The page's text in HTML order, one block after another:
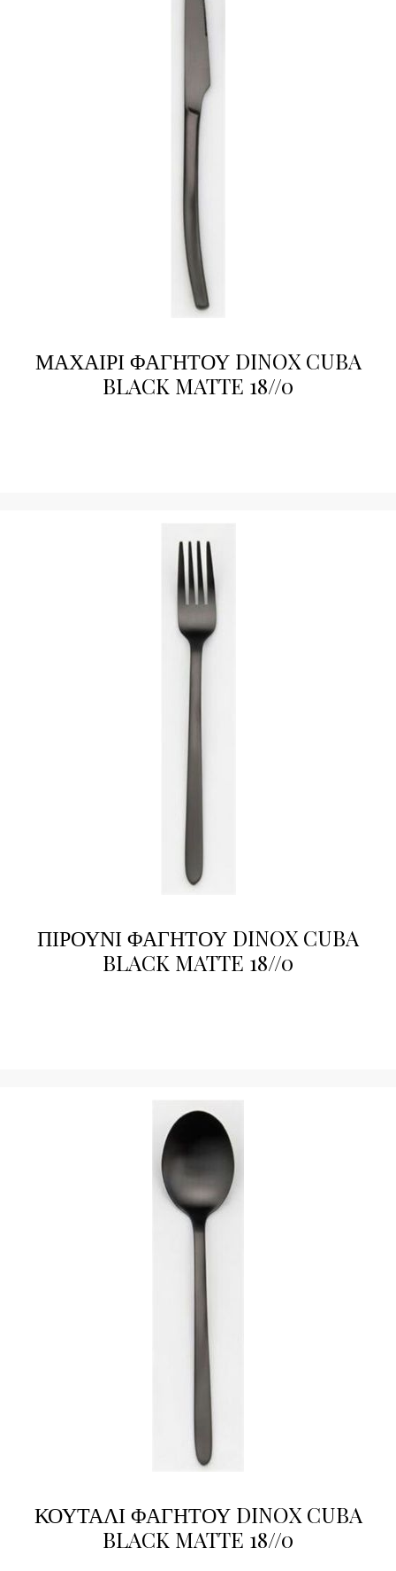
ΜΑΧΑΙΡΙ ΦΑΓΗΤΟΥ DINOX CUBA
BLACK MATTE 18//0
ΠΙΡΟΥΝΙ ΦΑΓΗΤΟΥ DINOX CUBA
BLACK MATTE 18//0
ΚΟΥΤΑΛΙ ΦΑΓΗΤΟΥ DINOX CUBA
BLACK MATTE 18//0